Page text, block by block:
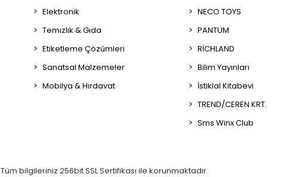
Elektronik
Temizlik & Gıda
Etiketleme Çözümleri
Sanatsal Malzemeler
Mobilya & Hırdavat
NECO TOYS
PANTUM
RİCHLAND
Bilim Yayınları
İstiklal Kitabevi
TREND/CEREN KRT.
Sms Winx Club
Tüm bilgileriniz 256bit SSL Sertifikası ile korunmaktadır.